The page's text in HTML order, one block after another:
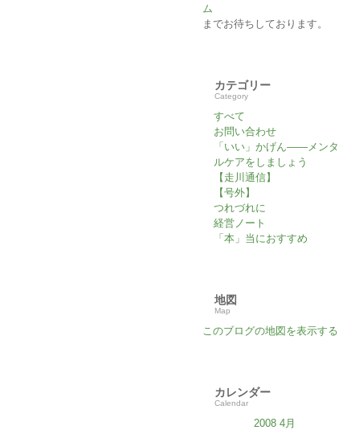
ム
までお待ちしております。
カテゴリー
Category
すべて
お問い合わせ
「いい」かげん――メンタ
ルケアをしましょう
【走川通信】
【号外】
つれづれに
経営ノート
「本」当におすすめ
地図
Map
このブログの地図を表示する
カレンダー
Calendar
2008 4月